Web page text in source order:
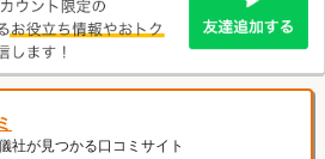
社が見つかる口コミサイト